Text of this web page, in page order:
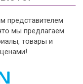
представителем
мы предлагаем
товары и